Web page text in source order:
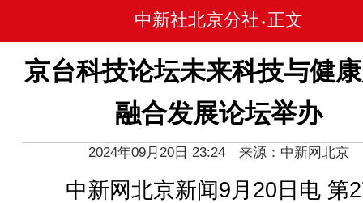
中新社北京分社 • 正文
京台科技论坛未来科技与健
融合发展论坛举办
2024年09月20日 23:24 来源：中新网北京
中新网北京新闻9月20日电 第